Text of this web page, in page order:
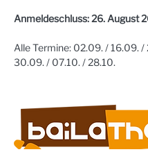
Anmeldeschluss: 26. August
Alle Termine: 02.09. / 16.09. /
30.09. / 07.10. / 28.10.